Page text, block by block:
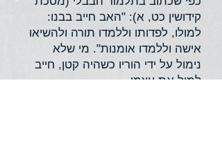
קידושין כט, א): "האב חייב בבנו:
למולו, לפדותו וללמדו תורה ולהשיאו
אישה וללמדו אומנות". מי שלא
נימול על ידי הוריו כשהיה קטן, חייב
למול את עצמו.‏